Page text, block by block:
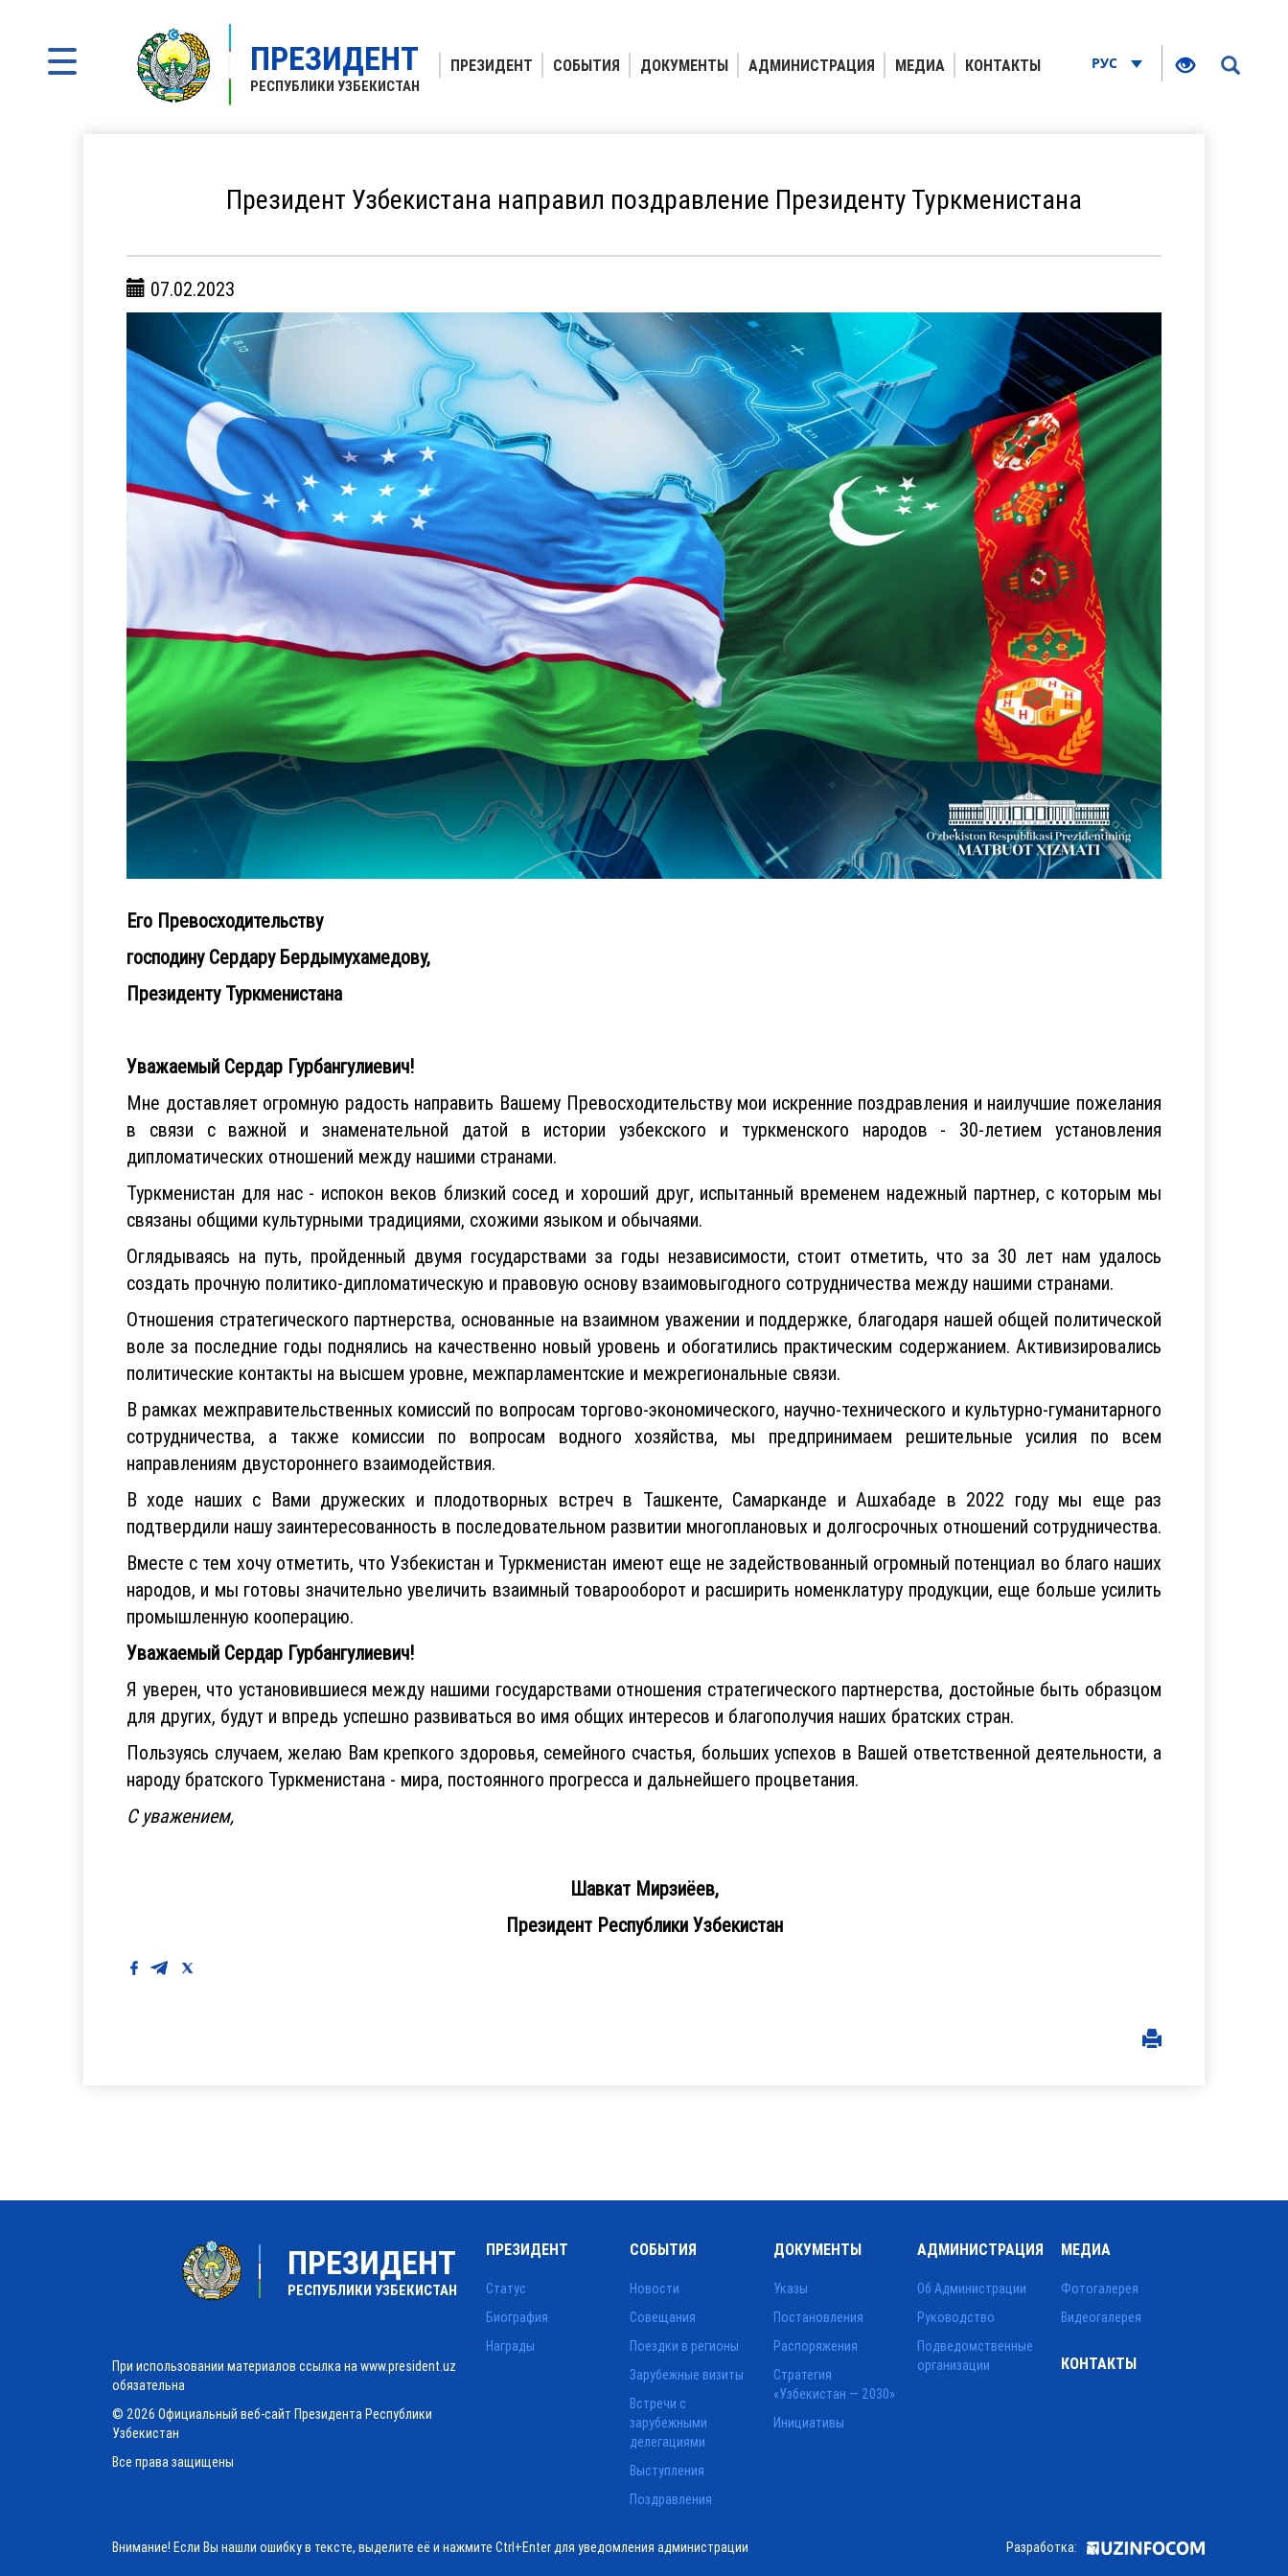
ПРЕЗИДЕНТ
РЕСПУБЛИКИ УЗБЕКИСТАН
ПРЕЗИДЕНТ СОБЫТИЯ ДОКУМЕНТЫ АДМИНИСТРАЦИЯ МЕДИА КОНТАКТЫ РУС
Президент Узбекистана направил поздравление Президенту Туркменистана
07.02.2023
Его Превосходительству
господину Сердару Бердымухамедову,
Президенту Туркменистана
Уважаемый Сердар Гурбангулиевич!
Мне доставляет огромную радость направить Вашему Превосходительству мои искренние поздравления и наилучшие пожелания
в связи с важной и знаменательной датой в истории узбекского и туркменского народов - 30-летием установления
дипломатических отношений между нашими странами.
Туркменистан для нас - испокон веков близкий сосед и хороший друг, испытанный временем надежный партнер, с которым мы
связаны общими культурными традициями, схожими языком и обычаями.
Оглядываясь на путь, пройденный двумя государствами за годы независимости, стоит отметить, что за 30 лет нам удалось
создать прочную политико-дипломатическую и правовую основу взаимовыгодного сотрудничества между нашими странами.
Отношения стратегического партнерства, основанные на взаимном уважении и поддержке, благодаря нашей общей политической
воле за последние годы поднялись на качественно новый уровень и обогатились практическим содержанием. Активизировались
политические контакты на высшем уровне, межпарламентские и межрегиональные связи.
В рамках межправительственных комиссий по вопросам торгово-экономического, научно-технического и культурно-гуманитарного
сотрудничества, а также комиссии по вопросам водного хозяйства, мы предпринимаем решительные усилия по всем
направлениям двустороннего взаимодействия.
В ходе наших с Вами дружеских и плодотворных встреч в Ташкенте, Самарканде и Ашхабаде в 2022 году мы еще раз
подтвердили нашу заинтересованность в последовательном развитии многоплановых и долгосрочных отношений сотрудничества.
Вместе с тем хочу отметить, что Узбекистан и Туркменистан имеют еще не задействованный огромный потенциал во благо наших
народов, и мы готовы значительно увеличить взаимный товарооборот и расширить номенклатуру продукции, еще больше усилить
промышленную кооперацию.
Уважаемый Сердар Гурбангулиевич!
Я уверен, что установившиеся между нашими государствами отношения стратегического партнерства, достойные быть образцом
для других, будут и впредь успешно развиваться во имя общих интересов и благополучия наших братских стран.
Пользуясь случаем, желаю Вам крепкого здоровья, семейного счастья, больших успехов в Вашей ответственной деятельности, а
народу братского Туркменистана - мира, постоянного прогресса и дальнейшего процветания.
С уважением,
Шавкат Мирзиёев,
Президент Республики Узбекистан
ПРЕЗИДЕНТ
РЕСПУБЛИКИ УЗБЕКИСТАН
При использовании материалов ссылка на www.president.uz
обязательна
© 2026 Официальный веб-сайт Президента Республики
Узбекистан
Все права защищены
ПРЕЗИДЕНТ
Статус
Биография
Награды
СОБЫТИЯ
Новости
Совещания
Поездки в регионы
Зарубежные визиты
Встречи с
зарубежными
делегациями
Выступления
Поздравления
ДОКУМЕНТЫ
Указы
Постановления
Распоряжения
Стратегия
«Узбекистан — 2030»
Инициативы
АДМИНИСТРАЦИЯ
Об Администрации
Руководство
Подведомственные
организации
МЕДИА
Фотогалерея
Видеогалерея
КОНТАКТЫ
Внимание! Если Вы нашли ошибку в тексте, выделите её и нажмите Ctrl+Enter для уведомления администрации Разработка: